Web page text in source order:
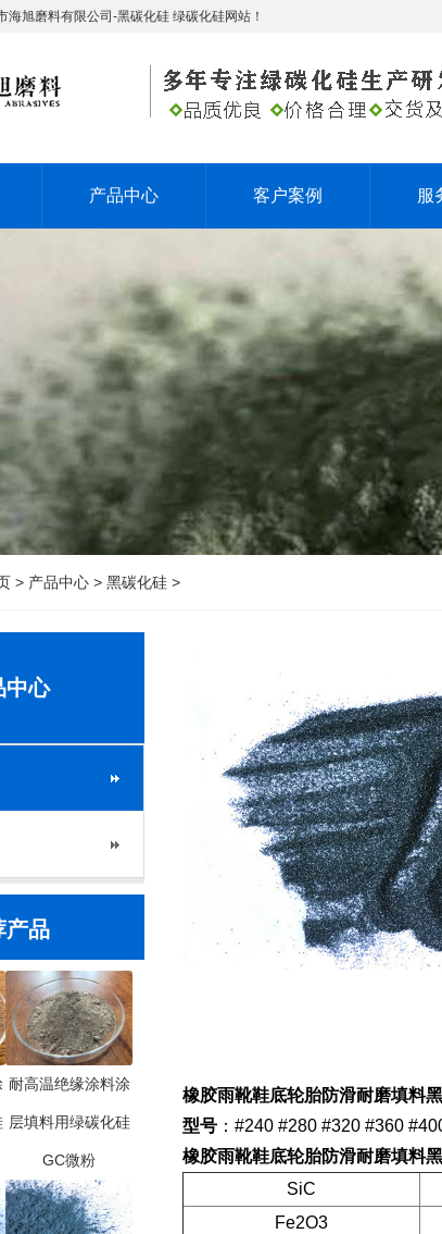
海旭磨料有限公司-黑碳化硅 绿碳化硅网站！
产品中心 客户案例 服
> 产品中心 > 黑碳化硅 >
中心
产品
耐高温绝缘涂料涂
层填料用绿碳化硅
GC微粉
橡胶雨靴鞋底轮胎防滑耐磨填料
型号 ：#240 #280 #320 #360
橡胶雨靴鞋底轮胎防滑耐磨填料
SiC
Fe2O3